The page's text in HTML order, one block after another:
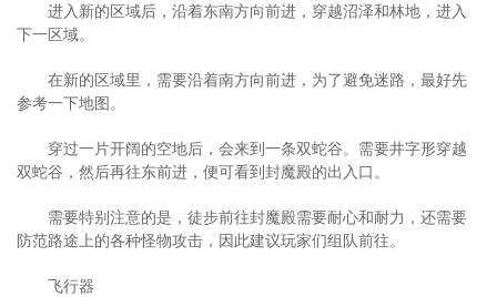
进入新的区域后，沿着东南方向前进，穿越沼泽和林地，进入
下一区域。
在新的区域里，需要沿着南方向前进，为了避免迷路，最好先
参考一下地图。
穿过一片开阔的空地后，会来到一条双蛇谷。需要井字形穿越
双蛇谷，然后再往东前进，便可看到封魔殿的出入口。
需要特别注意的是，徒步前往封魔殿需要耐心和耐力，还需要
防范路途上的各种怪物攻击，因此建议玩家们组队前往。
飞行器